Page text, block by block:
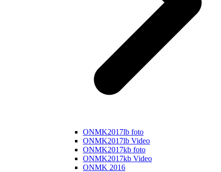
ONMK2017lb foto
ONMK2017lb Video
ONMK2017kb foto
ONMK2017kb Video
ONMK 2016